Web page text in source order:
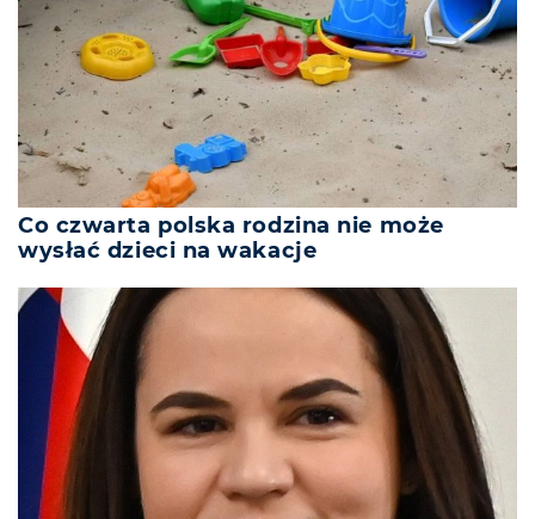
Co czwarta polska rodzina nie może
wysłać dzieci na wakacje